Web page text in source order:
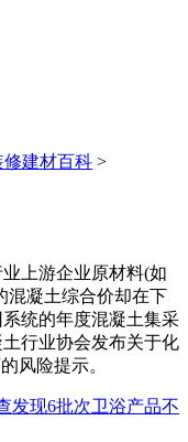
修建材百科 >
上游企业原材料(如
混凝土综合价却在下
统的年度混凝土集采
行业协会发布关于化
风险提示。
发现6批次卫浴产品不